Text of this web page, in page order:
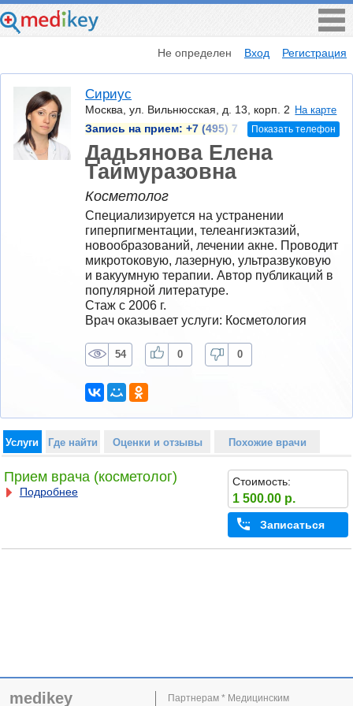
Не определен Вход Регистрация
Сириус
Москва, ул. Вильнюсская, д. 13, корп. 2 На карте
Запись на прием: +7 (495) 7 Показать телефон
Дадьянова Елена
Таймуразовна
Косметолог
Специализируется на устранении
гиперпигментации, телеангиэктазий,
новообразований, лечении акне. Проводит
микротоковую, лазерную, ультразвуковую
и вакуумную терапии. Автор публикаций в
популярной литературе.
Стаж с 2006 г.
Врач оказывает услуги: Косметология
54 0 0
Услуги Где найти Оценки и отзывы Похожие врачи
Прием врача (косметолог)
Подробнее
Стоимость:
1 500.00 р.
Записаться
medikey
Партнерам * Медицинским